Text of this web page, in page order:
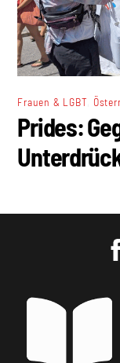
Frauen & LGBT
Prides: